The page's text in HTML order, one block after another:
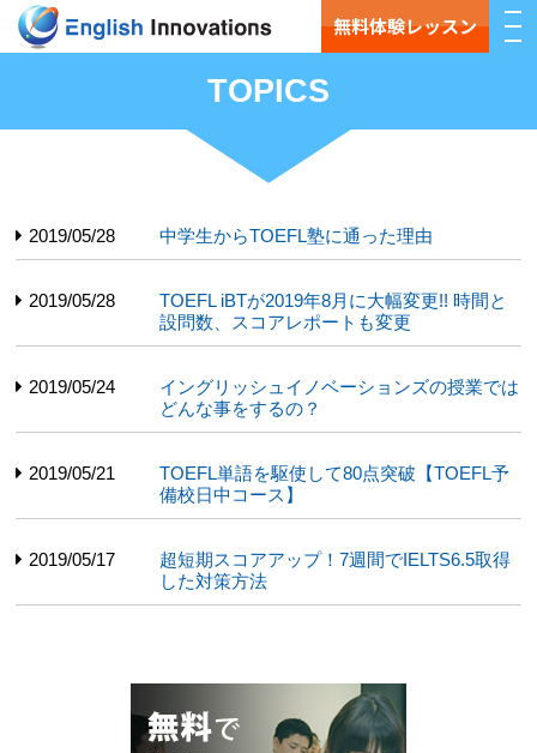
無料体験レッスン
TOPICS
2019/05/28 中学生からTOEFL塾に通った理由
2019/05/28
TOEFL iBTが2019年8月に大幅変更!! 時間と
設問数、スコアレポートも変更
2019/05/24
イングリッシュイノベーションズの授業では
どんな事をするの？
2019/05/21
TOEFL単語を駆使して80点突破【TOEFL予
備校日中コース】
2019/05/17
超短期スコアアップ！7週間でIELTS6.5取得
した対策方法